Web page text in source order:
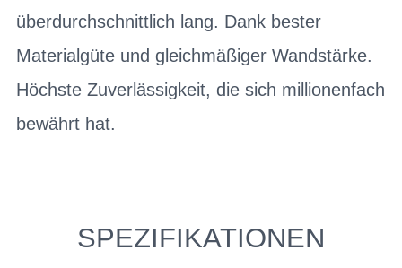
überdurchschnittlich lang. Dank bester
Materialgüte und gleichmäßiger Wandstärke.
Höchste Zuverlässigkeit, die sich millionenfach
bewährt hat.
SPEZIFIKATIONEN